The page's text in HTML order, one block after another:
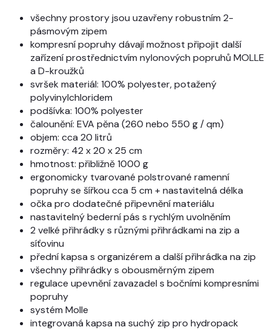
všechny prostory jsou uzavřeny robustním 2-
pásmovým zipem
kompresní popruhy dávají možnost připojit další
zařízení prostřednictvím nylonových popruhů MOLLE
a D-kroužků
svršek materiál: 100% polyester, potažený
polyvinylchloridem
podšívka: 100% polyester
čalounění: EVA pěna (260 nebo 550 g / qm)
objem: cca 20 litrů
rozměry: 42 x 20 x 25 cm
hmotnost: přibližně 1000 g
ergonomicky tvarované polstrované ramenní
popruhy se šířkou cca 5 cm + nastavitelná délka
očka pro dodatečné připevnění materiálu
nastavitelný bederní pás s rychlým uvolněním
2 velké přihrádky s různými přihrádkami na zip a
síťovinu
přední kapsa s organizérem a další přihrádka na zip
všechny přihrádky s obousměrným zipem
regulace upevnění zavazadel s bočními kompresními
popruhy
systém Molle
integrovaná kapsa na suchý zip pro hydropack